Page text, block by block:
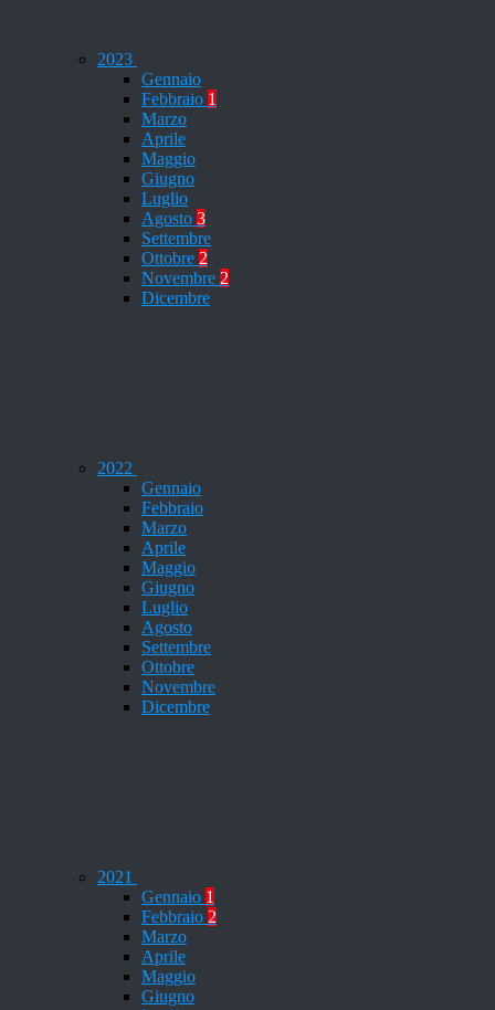
2023
Gennaio
Febbraio 1
Marzo
Aprile
Maggio
Giugno
Luglio
Agosto 3
Settembre
Ottobre 2
Novembre 2
Dicembre
2022
Gennaio
Febbraio
Marzo
Aprile
Maggio
Giugno
Luglio
Agosto
Settembre
Ottobre
Novembre
Dicembre
2021
Gennaio 1
Febbraio 2
Marzo
Aprile
Maggio
Giugno